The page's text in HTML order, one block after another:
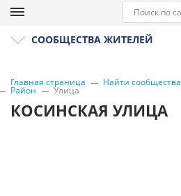
СООБЩЕСТВА ЖИТЕЛЕЙ
Главная страница Найти
Район Улица
КОСИНСКАЯ УЛИЦА